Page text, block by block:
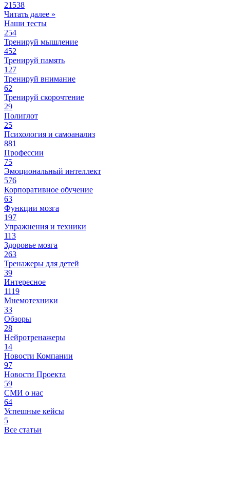
21538
Читать далее »
Наши тесты
254
Тренируй мышление
452
Тренируй память
127
Тренируй внимание
62
Тренируй скорочтение
29
Полиглот
25
Психология и самоанализ
881
Профессии
75
Эмоциональный интеллект
576
Корпоративное обучение
63
Функции мозга
197
Упражнения и техники
113
Здоровье мозга
263
Тренажеры для детей
39
Интересное
1119
Мнемотехники
33
Обзоры
28
Нейротренажеры
14
Новости Компании
97
Новости Проекта
59
СМИ о нас
64
Успешные кейсы
5
Все статьи